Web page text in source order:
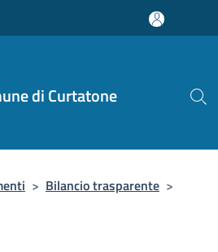
di Curtatone
> Bilancio trasparente >